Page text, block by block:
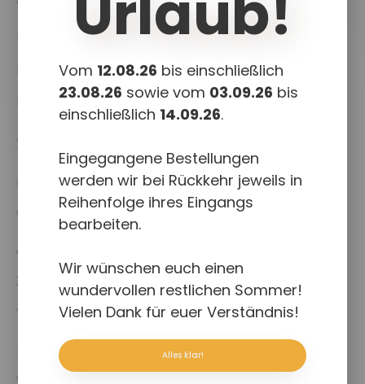
Shop
Projekte
Downloads
Shop
Warenkorb
Allgemeine Geschäftsbedingungen
Zahlungsweisen
Versand & Lieferung
Rechtliches
Vom 12.08.26 bis einschließlich
23.08.26 sowie vom 03.09.26 bis
einschließlich 14.09.26.
Eingegangene Bestellungen
werden wir bei Rückkehr jeweils in
Reihenfolge ihres Eingangs
bearbeiten.
Wir wünschen euch einen
wundervollen restlichen Sommer!
Vielen Dank für euer Verständnis!
Alles klar!